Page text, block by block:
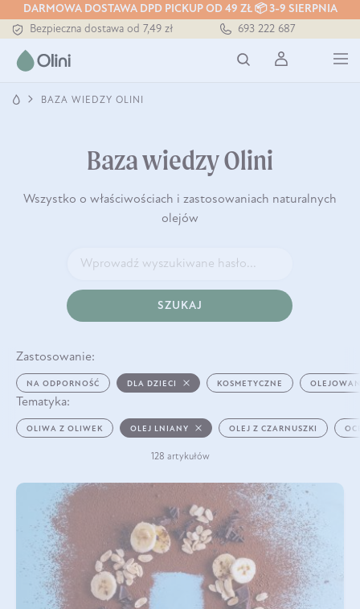
DARMOWA DOSTAWA DPD PICKUP OD 49 ZŁ 📦 3-9 SIERPNIA
Bezpieczna dostawa od 7,49 zł
Darmowa dostawa od 199 zł
693 222 687
BAZA WIEDZY OLINI
Baza wiedzy Olini
Wszystko o właściwościach i zastosowaniach naturalnych
olejów
SZUKAJ
Zastosowanie:
NA ODPORNOŚĆ DLA DZIECI KOSMETYCZNE
Tematyka:
OLIWA Z OLIWEK OLEJ LNIANY OLEJ Z CZARNUSZKI
128 artykułów